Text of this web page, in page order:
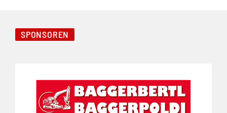
SPONSOREN